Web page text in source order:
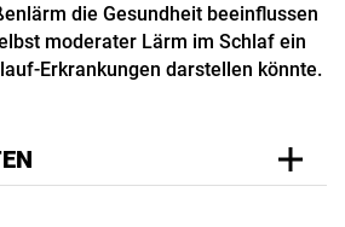
die Gesundheit beeinflussen
moderater Lärm im Schlaf ein
Erkrankungen darstellen könnte.